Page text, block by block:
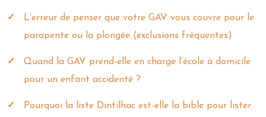
L’erreur de penser que votre GAV vous couvre pour le
parapente ou la plongée (exclusions fréquentes)
Quand la GAV prend-elle en charge l’école à domicile
pour un enfant accidenté ?
Pourquoi la liste Dintilhac est-elle la bible pour lister